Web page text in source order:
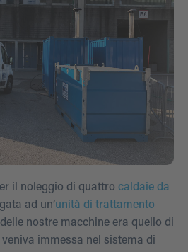
il noleggio di quattro caldaie da
ad un’unità di trattamento
nostre macchine era quello di
immessa nel sistema di